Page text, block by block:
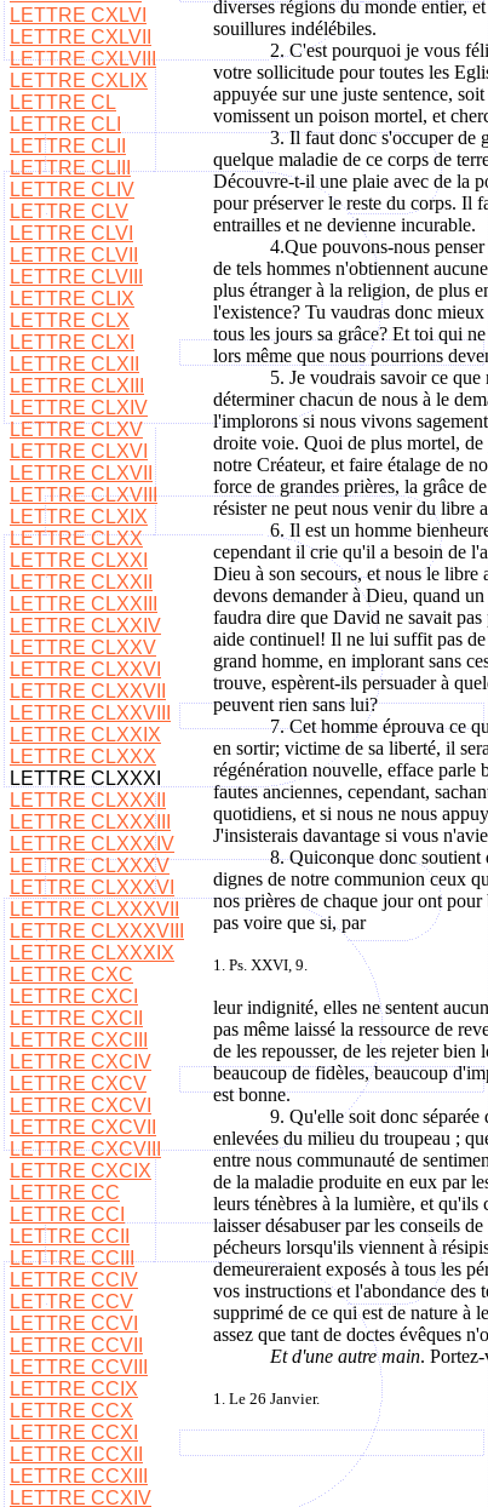
LETTRE CXLVI
LETTRE CXLVII
LETTRE CXLVIII
LETTRE CXLIX
LETTRE CL
LETTRE CLI
LETTRE CLII
LETTRE CLIII
LETTRE CLIV
LETTRE CLV
LETTRE CLVI
LETTRE CLVII
LETTRE CLVIII
LETTRE CLIX
LETTRE CLX
LETTRE CLXI
LETTRE CLXII
LETTRE CLXIII
LETTRE CLXIV
LETTRE CLXV
LETTRE CLXVI
LETTRE CLXVII
LETTRE CLXVIII
LETTRE CLXIX
LETTRE CLXX
LETTRE CLXXI
LETTRE CLXXII
LETTRE CLXXIII
LETTRE CLXXIV
LETTRE CLXXV
LETTRE CLXXVI
LETTRE CLXXVII
LETTRE CLXXVIII
LETTRE CLXXIX
LETTRE CLXXX
LETTRE CLXXXI
LETTRE CLXXXII
LETTRE CLXXXIII
LETTRE CLXXXIV
LETTRE CLXXXV
LETTRE CLXXXVI
LETTRE CLXXXVII
LETTRE CLXXXVIII
LETTRE CLXXXIX
LETTRE CXC
LETTRE CXCI
LETTRE CXCII
LETTRE CXCIII
LETTRE CXCIV
LETTRE CXCV
LETTRE CXCVI
LETTRE CXCVII
LETTRE CXCVIII
LETTRE CXCIX
LETTRE CC
LETTRE CCI
LETTRE CCII
LETTRE CCIII
LETTRE CCIV
LETTRE CCV
LETTRE CCVI
LETTRE CCVII
LETTRE CCVIII
LETTRE CCIX
LETTRE CCX
LETTRE CCXI
LETTRE CCXII
LETTRE CCXIII
LETTRE CCXIV
diverses régions du monde entier,
souillures indélébiles.
2. C'est pourquoi je vous
votre sollicitude pour toutes les
appuyée sur une juste sentence,
vomissent un poison mortel, et
3. Il faut donc s'occuper de
quelque maladie de ce corps de
Découvre-t-il une plaie avec de la
pour préserver le reste du corps. Il
entrailles et ne devienne incurable.
4.Que pouvons-nous
de tels hommes n'obtiennent
plus étranger à la religion, de plus
l'existence? Tu vaudras donc
tous les jours sa grâce? Et toi qui
lors même que nous pourrions
5. Je voudrais savoir ce
déterminer chacun de nous à le
l'implorons si nous vivons
droite voie. Quoi de plus mortel,
notre Créateur, et faire étalage de
force de grandes prières, la grâce
résister ne peut nous venir du libre
6. Il est un homme
cependant il crie qu'il a besoin de
Dieu à son secours, et nous le
devons demander à Dieu, quand
faudra dire que David ne savait
aide continuel! Il ne lui suffit pas de
grand homme, en implorant sans
trouve, espèrent-ils persuader à
peuvent rien sans lui?
7. Cet homme éprouva ce
en sortir; victime de sa liberté, il
régénération nouvelle, efface parle
fautes anciennes, cependant,
quotidiens, et si nous ne nous
J'insisterais davantage si vous
8. Quiconque donc soutient
dignes de notre communion ceux
nos prières de chaque jour ont
pas voire que si, par
1. Ps. XXVI, 9.
leur indignité, elles ne sentent
pas même laissé la ressource de
de les repousser, de les rejeter
beaucoup de fidèles, beaucoup
est bonne.
9. Qu'elle soit donc séparée
enlevées du milieu du troupeau ;
entre nous communauté de
de la maladie produite en eux par
leurs ténèbres à la lumière, et qu'ils
laisser désabuser par les conseils
pécheurs lorsqu'ils viennent à
demeureraient exposés à tous les
vos instructions et l'abondance des
supprimé de ce qui est de nature à
assez que tant de doctes évêques
Et d'une autre main.
1. Le 26 Janvier.